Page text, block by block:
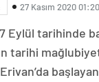
27 Kasım 2020 01:20
Eylül tarihinde
tarihi